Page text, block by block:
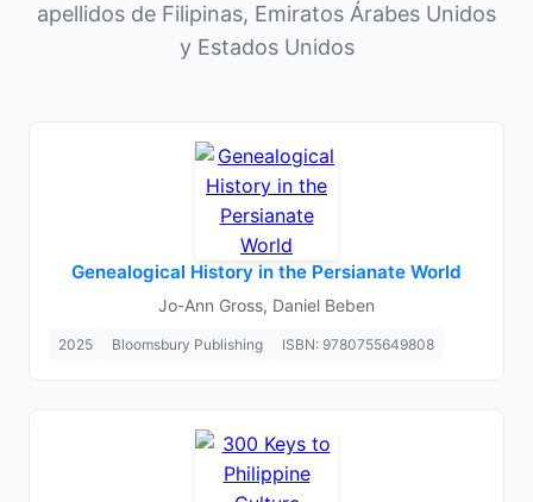
apellidos de Filipinas, Emiratos Árabes Unidos
y Estados Unidos
Genealogical History in the Persianate World
Jo-Ann Gross, Daniel Beben
2025 Bloomsbury Publishing ISBN: 9780755649808